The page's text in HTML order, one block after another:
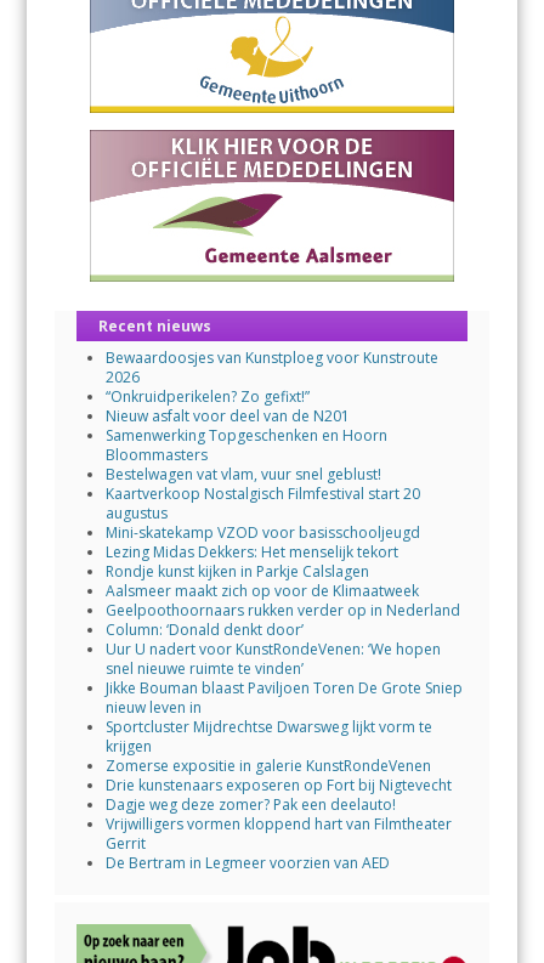
Recent nieuws
Bewaardoosjes van Kunstploeg voor Kunstroute
2026
“Onkruidperikelen? Zo gefixt!”
Nieuw asfalt voor deel van de N201
Samenwerking Topgeschenken en Hoorn
Bloommasters
Bestelwagen vat vlam, vuur snel geblust!
Kaartverkoop Nostalgisch Filmfestival start 20
augustus
Mini-skatekamp VZOD voor basisschooljeugd
Lezing Midas Dekkers: Het menselijk tekort
Rondje kunst kijken in Parkje Calslagen
Aalsmeer maakt zich op voor de Klimaatweek
Geelpoothoornaars rukken verder op in Nederland
Column: ‘Donald denkt door’
Uur U nadert voor KunstRondeVenen: ‘We hopen
snel nieuwe ruimte te vinden’
Jikke Bouman blaast Paviljoen Toren De Grote Sniep
nieuw leven in
Sportcluster Mijdrechtse Dwarsweg lijkt vorm te
krijgen
Zomerse expositie in galerie KunstRondeVenen
Drie kunstenaars exposeren op Fort bij Nigtevecht
Dagje weg deze zomer? Pak een deelauto!
Vrijwilligers vormen kloppend hart van Filmtheater
Gerrit
De Bertram in Legmeer voorzien van AED